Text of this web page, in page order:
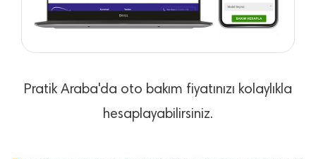
Pratik Araba'da oto bakım fiyatınızı kolaylıkla
hesaplayabilirsiniz.